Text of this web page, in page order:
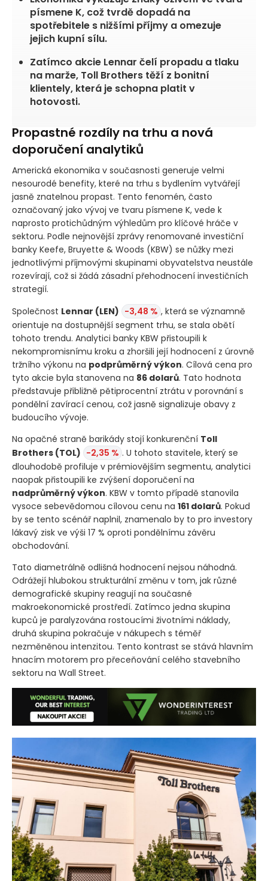
písmene K, což tvrdě dopadá na
spotřebitele s nižšími příjmy a omezuje
jejich kupní sílu.
Zatímco akcie Lennar čelí propadu a tlaku
na marže, Toll Brothers těží z bonitní
klientely, která je schopna platit v
hotovosti.
Propastné rozdíly na trhu a nová
doporučení analytiků
Americká ekonomika v současnosti generuje velmi
nesourodé benefity, které na trhu s bydlením vytvářejí
jasně znatelnou propast. Tento fenomén, často
označovaný jako vývoj ve tvaru písmene K, vede k
naprosto protichůdným výhledům pro klíčové hráče v
sektoru. Podle nejnovější zprávy renomované investiční
banky Keefe, Bruyette & Woods (KBW) se nůžky mezi
jednotlivými příjmovými skupinami obyvatelstva neustále
rozevírají, což si žádá zásadní přehodnocení investičních
strategií.
Společnost Lennar (LEN) -3,48 % , která se významně
orientuje na dostupnější segment trhu, se stala obětí
tohoto trendu. Analytici banky KBW přistoupili k
nekompromisnímu kroku a zhoršili její hodnocení z úrovně
tržního výkonu na podprůměrný výkon. Cílová cena pro
tyto akcie byla stanovena na 86 dolarů. Tato hodnota
představuje přibližně pětiprocentní ztrátu v porovnání s
pondělní zavírací cenou, což jasně signalizuje obavy z
budoucího vývoje.
Na opačné straně barikády stojí konkurenční Toll
Brothers (TOL) -2,35 % . U tohoto stavitele, který se
dlouhodobě profiluje v prémiovějším segmentu, analytici
naopak přistoupili ke zvýšení doporučení na
nadprůměrný výkon. KBW v tomto případě stanovila
vysoce sebevědomou cílovou cenu na 161 dolarů. Pokud
by se tento scénář naplnil, znamenalo by to pro investory
lákavý zisk ve výši 17 % oproti pondělnímu závěru
obchodování.
Tato diametrálně odlišná hodnocení nejsou náhodná.
Odrážejí hlubokou strukturální změnu v tom, jak různé
demografické skupiny reagují na současné
makroekonomické prostředí. Zatímco jedna skupina
kupců je paralyzována rostoucími životními náklady,
druhá skupina pokračuje v nákupech s téměř
nezměněnou intenzitou. Tento kontrast se stává hlavním
hnacím motorem pro přeceňování celého stavebního
sektoru na Wall Street.